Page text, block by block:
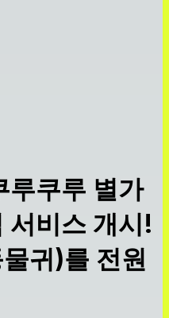
루쿠루 별가
서비스 개시!
귀)를 전원